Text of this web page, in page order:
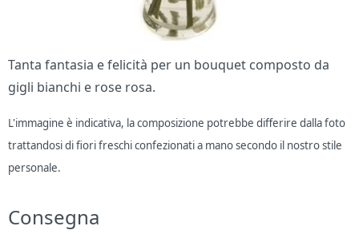
Tanta fantasia e felicità per un bouquet composto da
gigli bianchi e rose rosa.
L'immagine è indicativa, la composizione potrebbe differire dalla foto
trattandosi di fiori freschi confezionati a mano secondo il nostro stile
personale.
Consegna